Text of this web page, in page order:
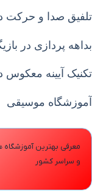
تلفیق صدا و حرکت
بداهه پردازی در
تکنیک آیینه معکوس
آموزشگاه موسیقی
معرفی بهترین آموزشگاه
و سراسر کشور